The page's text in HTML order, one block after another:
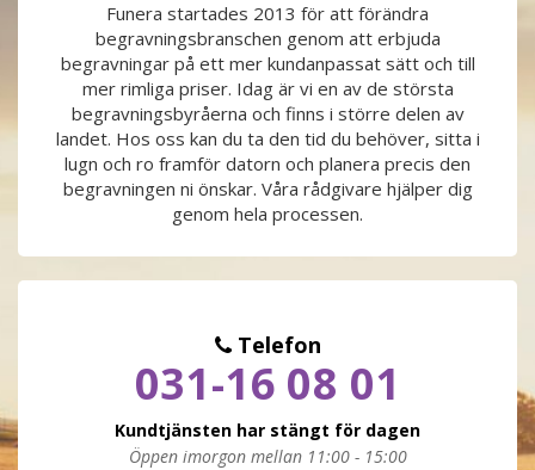
PRODUKTER & PRISER
OM BEGRAVNINGAR
JURIDIK
KONTAKTA OSS
LIVESTREAMING
Funera startades 2013 för att förändra
begravningsbranschen genom att erbjuda
begravningar på ett mer kundanpassat sätt och till
mer rimliga priser. Idag är vi en av de största
begravningsbyråerna och finns i större delen av
landet. Hos oss kan du ta den tid du behöver, sitta i
lugn och ro framför datorn och planera precis den
begravningen ni önskar. Våra rådgivare hjälper dig
genom hela processen.
Telefon
031-16 08 01
Kundtjänsten har stängt för dagen
Öppen imorgon mellan 11:00 - 15:00